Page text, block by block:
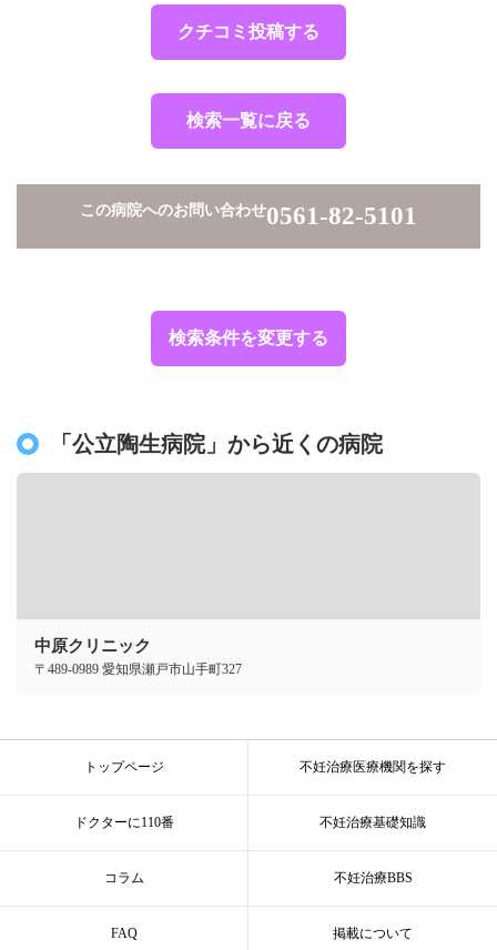
検索条件を変更する
クチコミ投稿する
検索一覧に戻る
この病院へのお問い合わせ0561-82-5101
「公立陶生病院」から近くの病院
中原クリニック
〒489-0989 愛知県瀬戸市山手町327
トップページ 不妊治療医療機関を探す
ドクターに110番 不妊治療基礎知識
コラム 不妊治療BBS
FAQ 掲載について